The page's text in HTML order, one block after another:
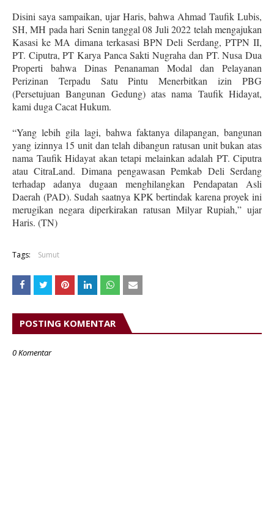
Disini saya sampaikan, ujar Haris, bahwa Ahmad Taufik Lubis,
SH, MH pada hari Senin tanggal 08 Juli 2022 telah mengajukan
Kasasi ke MA dimana terkasasi BPN Deli Serdang, PTPN II,
PT. Ciputra, PT Karya Panca Sakti Nugraha dan PT. Nusa Dua
Properti bahwa Dinas Penanaman Modal dan Pelayanan
Perizinan Terpadu Satu Pintu Menerbitkan izin PBG
(Persetujuan Bangunan Gedung) atas nama Taufik Hidayat,
kami duga Cacat Hukum.
“Yang lebih gila lagi, bahwa faktanya dilapangan, bangunan
yang izinnya 15 unit dan telah dibangun ratusan unit bukan atas
nama Taufik Hidayat akan tetapi melainkan adalah PT. Ciputra
atau CitraLand. Dimana pengawasan Pemkab Deli Serdang
terhadap adanya dugaan menghilangkan Pendapatan Asli
Daerah (PAD). Sudah saatnya KPK bertindak karena proyek ini
merugikan negara diperkirakan ratusan Milyar Rupiah,” ujar
Haris. (TN)
Tags: Sumut
POSTING KOMENTAR
0 Komentar